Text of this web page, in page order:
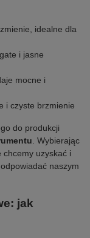
idealne dla
i jasne
mocne i
i czyste brzmienie
do produkcji
. Wybierając
chcemy uzyskać i
naszym
jak